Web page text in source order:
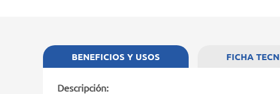
BENEFICIOS Y USOS
Descripción:
FICHA